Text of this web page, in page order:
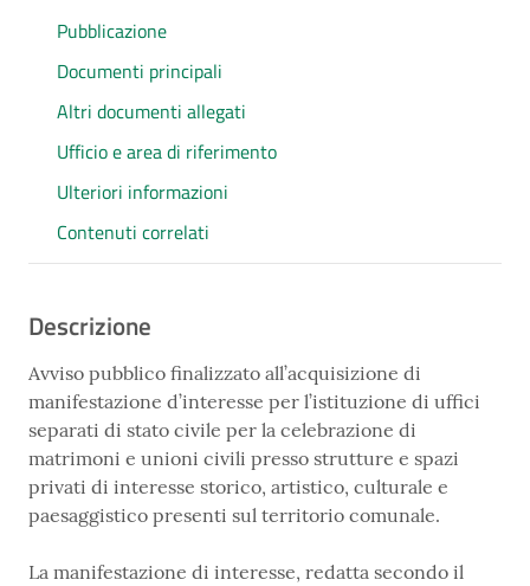
Pubblicazione
Documenti principali
Altri documenti allegati
Ufficio e area di riferimento
Ulteriori informazioni
Contenuti correlati
Descrizione
Avviso pubblico finalizzato all’acquisizione di
manifestazione d’interesse per l’istituzione di uffici
separati di stato civile per la celebrazione di
matrimoni e unioni civili presso strutture e spazi
privati di interesse storico, artistico, culturale e
paesaggistico presenti sul territorio comunale.
La manifestazione di interesse, redatta secondo il